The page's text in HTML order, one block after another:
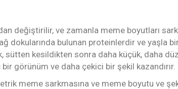
değiştirilir, ve zamanla meme boyutları
dokularında bulunan proteinlerdir ve yaşla
sütten kesildikten sonra daha küçük, daha
görünüm ve daha çekici bir şekil kazandırır.
meme sarkmasına ve meme boyutu ve